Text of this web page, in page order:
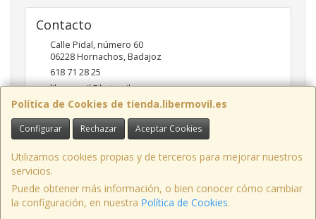
Política de Cookies de tienda.libermovil.es
Configurar Rechazar Aceptar Cookies
Utilizamos cookies propias y de terceros para mejorar nuestros
servicios.
Puede obtener más información, o bien conocer cómo cambiar
la configuración, en nuestra Política de Cookies.
Contacto
Calle Pidal, número 60
06228Hornachos,Badajoz
618 71 28 25
libermovil@hotmail.com
Horario
De Lunes a Viernes 10:00 a 14:00 - 17;30 a 20;30
, , , , España. - C.I.F.: 44786005Z - Tfno: